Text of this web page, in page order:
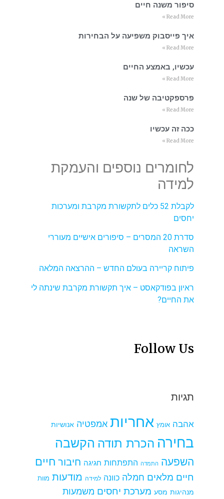
סיפור משנה חיים
Read More »
איך פייסבוק משפיעה על הבחירות
Read More »
עכשיו, באמצע החיים
Read More »
פרספקטיבה של שנה
Read More »
ככה זה עכשיו
Read More »
לחומרים נוספים והעמקת
למידה
לקבלת 52 כלים לתקשורת מקרבת ומערכות
יחסים
סדרת 20 המסרים – סיפורים אישיים מעוררי
השראה
פיתוח קריירה בעולם החדש – ההרצאה המלאה
ראיון בפודקאסט – איך תקשורת מקרבת שינתה לי
את החיים?
Follow Us
תגיות
אהבה אומץ אחריות אמפטיה אנושיות
בחירה הכרת תודה הקשבה
השפעה התמדה התפתחות חגיגה חיבור חיים
חיים מלאים חמלה כוונה למידה מודעות מוות
מנהיגות מסע מערכת יחסים משמעות